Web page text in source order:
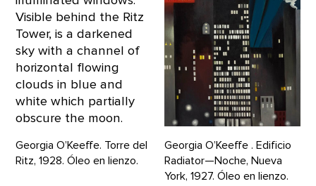
Georgia O’Keeffe. Torre del
Ritz, 1928. Óleo en lienzo.
Georgia O’Keeffe . Edificio
Radiator—Noche, Nueva
York, 1927. Óleo en lienzo.